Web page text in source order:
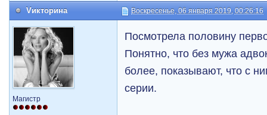
Vикторина Воскресенье, 06 января 2019, 00:26:16
Магистр
Посмотрела половину
Понятно, что без мужа
более, показывают, что с
серии.